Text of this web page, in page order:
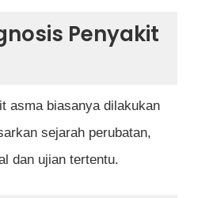
Penyakit
asma biasanya dilakukan
sejarah perubatan,
dan ujian tertentu.